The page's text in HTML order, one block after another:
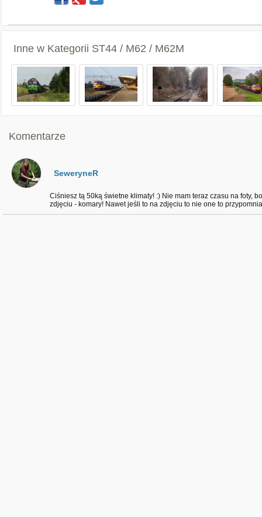
Inne w Kategorii ST44 / M62 / M62M
Komentarze
SeweryneR
Ciśniesz tą 50ką świetne klimaty! :) Nie mam teraz czasu na foty,
zdjęciu - komary! Nawet jeśli to na zdjęciu to nie one to